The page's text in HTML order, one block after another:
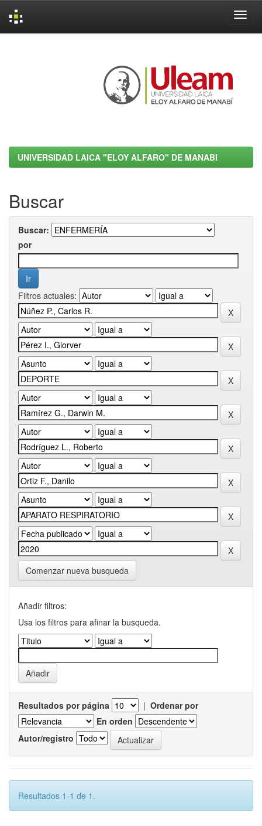
UNIVERSIDAD LAICA "ELOY ALFARO" DE MANABI
Buscar
Buscar:
por
Filtros actuales:
Comenzar nueva busqueda
Añadir filtros:
Usa los filtros para afinar la busqueda.
Resultados por página | Ordenar por
En orden
Autor/registro
Resultados 1-1 de 1.